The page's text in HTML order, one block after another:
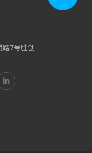
路7号胜创